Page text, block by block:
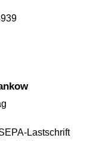
Lastschrift